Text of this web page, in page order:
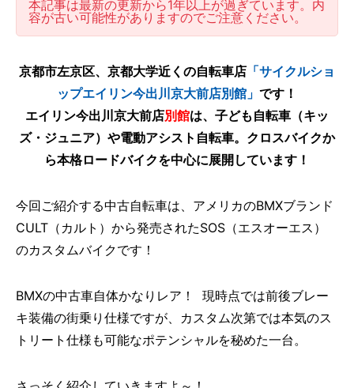
本記事は最新の更新から1年以上が過ぎています。内
容が古い可能性がありますのでご注意ください。
京都市左京区、京都大学近くの自転車店 「サイクルショ
ップエイリン今出川京大前店別館」 です！
エイリン今出川京大前店別館は、子ども自転車（キッ
ズ・ジュニア）や電動アシスト自転車。クロスバイクか
ら本格ロードバイクを中心に展開しています！
今回ご紹介する中古自転車は、アメリカのBMXブランド
CULT（カルト）から発売されたSOS（エスオーエス）
のカスタムバイクです！
BMXの中古車自体かなりレア！ 現時点では前後ブレー
キ装備の街乗り仕様ですが、カスタム次第では本気のス
トリート仕様も可能なポテンシャルを秘めた一台。